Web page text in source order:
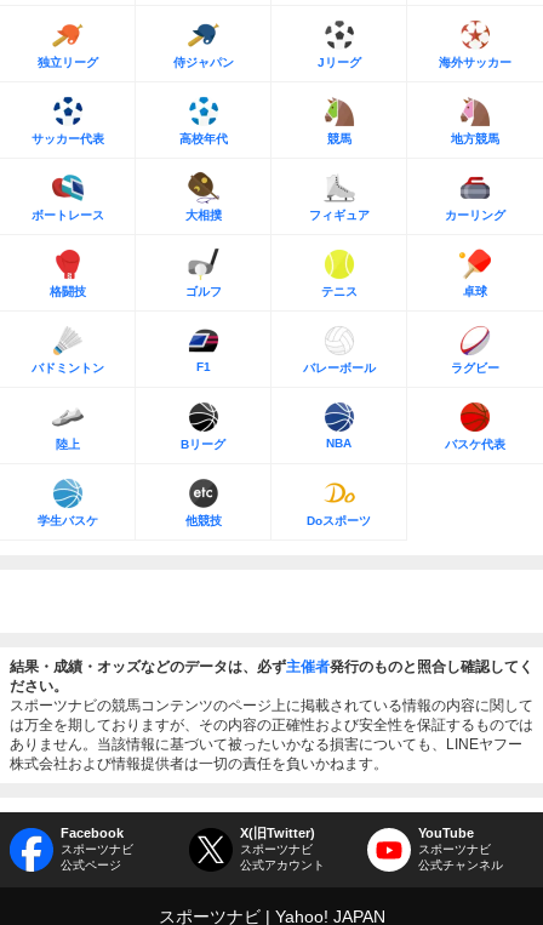
独立リーグ 侍ジャパン Jリーグ 海外サッカー
サッカー代表 高校年代 競馬 地方競馬
ボートレース 大相撲 フィギュア カーリング
格闘技 ゴルフ テニス 卓球
バドミントン F1 バレーボール ラグビー
陸上 Bリーグ NBA バスケ代表
学生バスケ 他競技 Doスポーツ
結果・成績・オッズなどのデータは、必ず主催者発行のものと照合し確認してく
ださい。
スポーツナビの競馬コンテンツのページ上に掲載されている情報の内容に関して
は万全を期しておりますが、その内容の正確性および安全性を保証するものでは
ありません。当該情報に基づいて被ったいかなる損害についても、LINEヤフー
株式会社および情報提供者は一切の責任を負いかねます。
Facebook
スポーツナビ
公式ページ
X(旧Twitter)
スポーツナビ
公式アカウント
YouTube
スポーツナビ
公式チャンネル
スポーツナビ Yahoo! JAPAN